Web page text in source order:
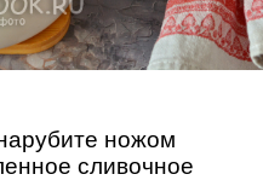
ножом
сливочное